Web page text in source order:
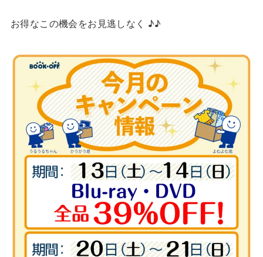
お得なこの機会をお見逃しなく ♪♪